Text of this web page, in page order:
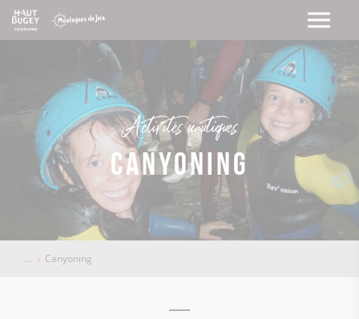
Activités nautiques
Canyoning
Canyoning